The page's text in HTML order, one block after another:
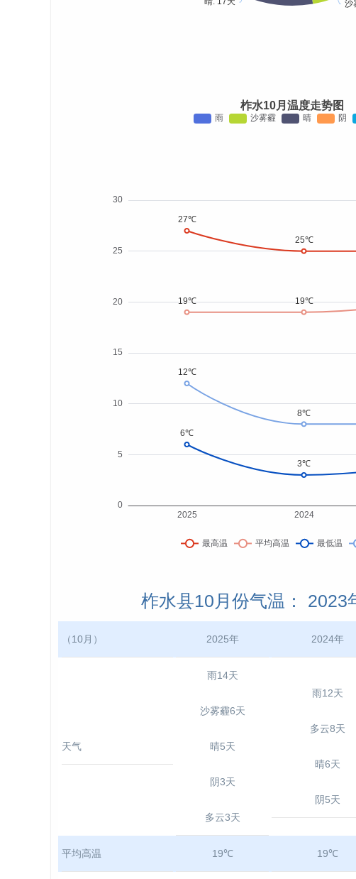
柞水10月温度走势图
柞水县10月份气温： 2023
（10月） 2025年 2024年
天气
雨14天
沙雾霾6天
晴5天
阴3天
多云3天
雨12天
多云8天
晴6天
阴5天
平均高温 19℃ 19℃